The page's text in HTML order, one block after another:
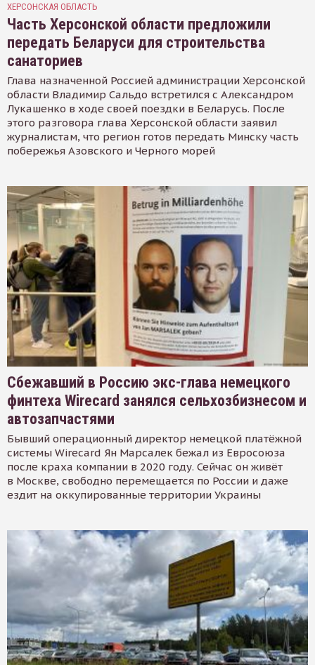
ХЕРСОНСКАЯ ОБЛАСТЬ
Часть Херсонской области предложили
передать Беларуси для строительства
санаториев
Глава назначенной Россией администрации Херсонской
области Владимир Сальдо встретился с Александром
Лукашенко в ходе своей поездки в Беларусь. После
этого разговора глава Херсонской области заявил
журналистам, что регион готов передать Минску часть
побережья Азовского и Черного морей
Сбежавший в Россию экс-глава немецкого
финтеха Wirecard занялся сельхозбизнесом и
автозапчастями
Бывший операционный директор немецкой платёжной
системы Wirecard Ян Марсалек бежал из Евросоюза
после краха компании в 2020 году. Сейчас он живёт
в Москве, свободно перемещается по России и даже
ездит на оккупированные территории Украины